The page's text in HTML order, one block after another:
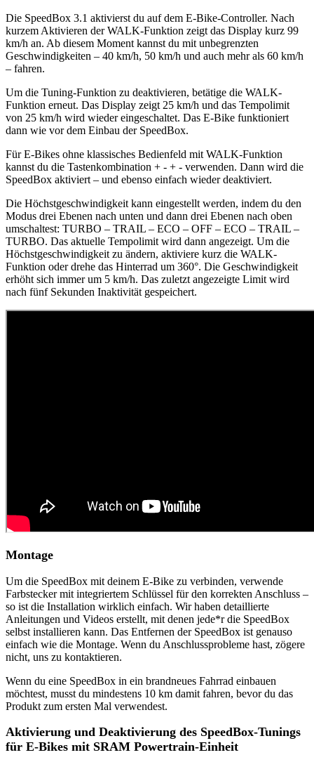
Die SpeedBox 3.1 aktivierst du auf dem E-Bike-Controller. Nach
kurzem Aktivieren der WALK-Funktion zeigt das Display kurz 99
km/h an. Ab diesem Moment kannst du mit unbegrenzten
Geschwindigkeiten – 40 km/h, 50 km/h und auch mehr als 60 km/h
– fahren.
Um die Tuning-Funktion zu deaktivieren, betätige die WALK-
Funktion erneut. Das Display zeigt 25 km/h und das Tempolimit
von 25 km/h wird wieder eingeschaltet. Das E-Bike funktioniert
dann wie vor dem Einbau der SpeedBox.
Für E-Bikes ohne klassisches Bedienfeld mit WALK-Funktion
kannst du die Tastenkombination + - + - verwenden. Dann wird die
SpeedBox aktiviert – und ebenso einfach wieder deaktiviert.
Die Höchstgeschwindigkeit kann eingestellt werden, indem du den
Modus drei Ebenen nach unten und dann drei Ebenen nach oben
umschaltest: TURBO – TRAIL – ECO – OFF – ECO – TRAIL –
TURBO. Das aktuelle Tempolimit wird dann angezeigt. Um die
Höchstgeschwindigkeit zu ändern, aktiviere kurz die WALK-
Funktion oder drehe das Hinterrad um 360°. Die Geschwindigkeit
erhöht sich immer um 5 km/h. Das zuletzt angezeigte Limit wird
nach fünf Sekunden Inaktivität gespeichert.
Montage
Um die SpeedBox mit deinem E-Bike zu verbinden, verwende
Farbstecker mit integriertem Schlüssel für den korrekten Anschluss –
so ist die Installation wirklich einfach. Wir haben detaillierte
Anleitungen und Videos erstellt, mit denen jede*r die SpeedBox
selbst installieren kann. Das Entfernen der SpeedBox ist genauso
einfach wie die Montage. Wenn du Anschlussprobleme hast, zögere
nicht, uns zu kontaktieren.
Wenn du eine SpeedBox in ein brandneues Fahrrad einbauen
möchtest, musst du mindestens 10 km damit fahren, bevor du das
Produkt zum ersten Mal verwendest.
Aktivierung und Deaktivierung des SpeedBox-Tunings
für E-Bikes mit SRAM Powertrain-Einheit